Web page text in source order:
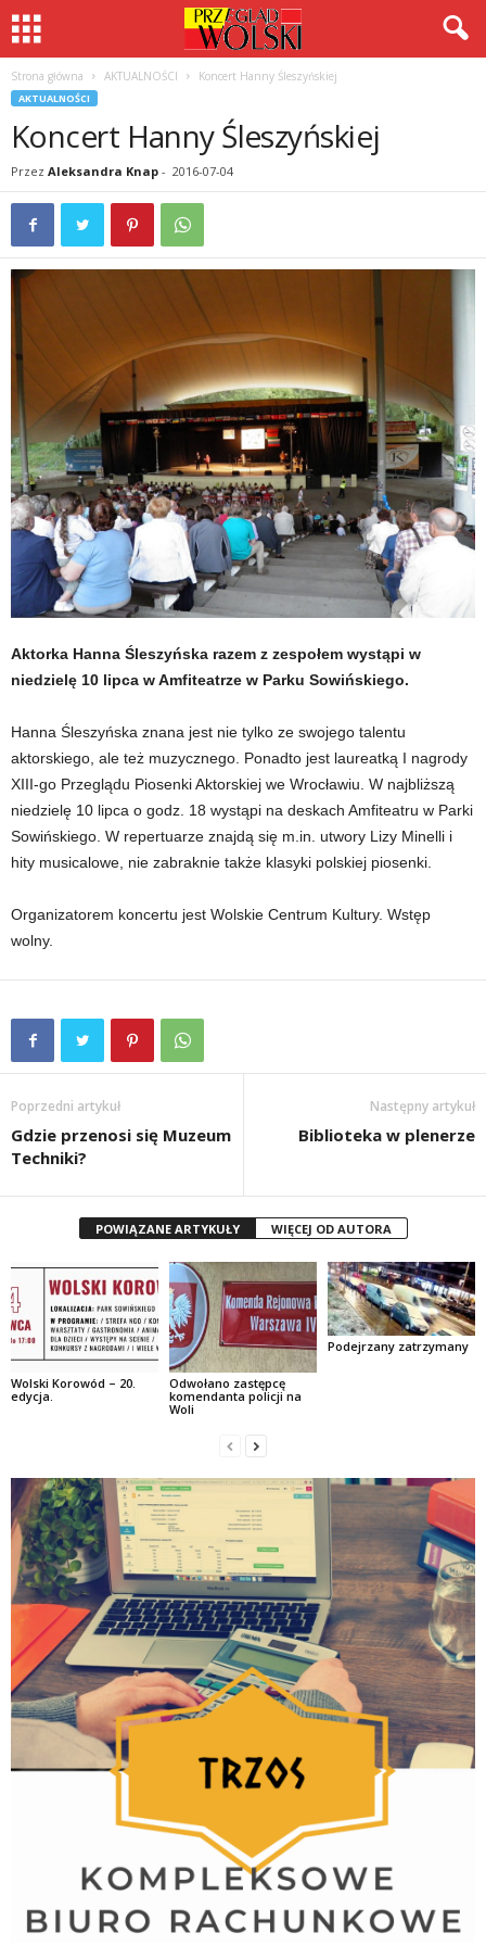
Strona główna AKTUALNOŚCI Koncert Hanny Śleszyńskiej
AKTUALNOŚCI
Koncert Hanny Śleszyńskiej
Przez Aleksandra Knap - 2016-07-04
Aktorka Hanna Śleszyńska razem z zespołem wystąpi w
niedzielę 10 lipca w Amfiteatrze w Parku Sowińskiego.
Hanna Śleszyńska znana jest nie tylko ze swojego talentu
aktorskiego, ale też muzycznego. Ponadto jest laureatką I nagrody
XIII-go Przeglądu Piosenki Aktorskiej we Wrocławiu. W najbliższą
niedzielę 10 lipca o godz. 18 wystąpi na deskach Amfiteatru w Parki
Sowińskiego. W repertuarze znajdą się m.in. utwory Lizy Minelli i
hity musicalowe, nie zabraknie także klasyki polskiej piosenki.
Organizatorem koncertu jest Wolskie Centrum Kultury. Wstęp
wolny.
Poprzedni artykuł
Gdzie przenosi się Muzeum
Techniki?
Następny artykuł
Biblioteka w plenerze
POWIĄZANE ARTYKUŁY WIĘCEJ OD AUTORA
Wolski Korowód – 20.
edycja.
Odwołano zastępcę
komendanta policji na
Woli
Podejrzany zatrzymany